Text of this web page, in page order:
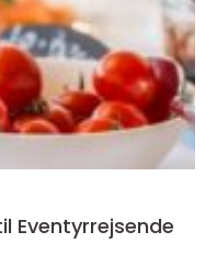
Eventyrrejsende